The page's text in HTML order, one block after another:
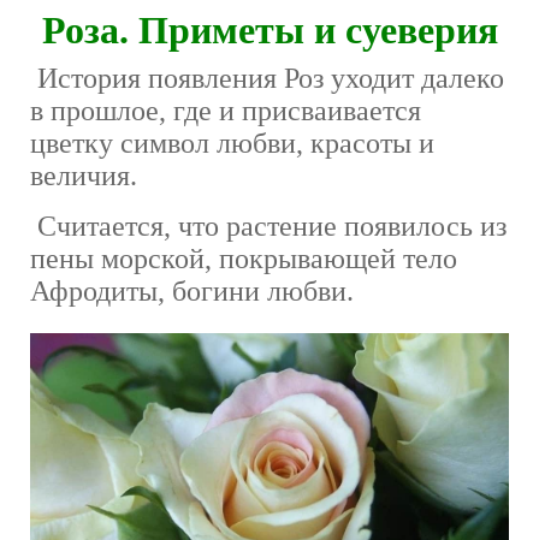
Роза. Приметы и суеверия
История появления Роз уходит далеко
в прошлое, где и присваивается
цветку символ любви, красоты и
величия.
Считается, что растение появилось из
пены морской, покрывающей тело
Афродиты, богини любви.